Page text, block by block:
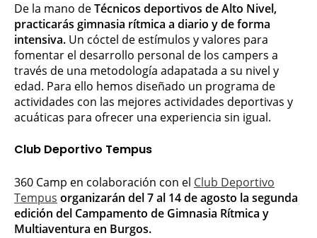
De la mano deTécnicos deportivos de Alto Nivel,
practicarás gimnasia rítmica a diario y de forma
intensiva. Un cóctel de estímulos y valores para
fomentar el desarrollo personal de los campers a
través de una metodología adapatada a su nivel y
edad. Para ello hemos diseñado un programa de
actividades con las mejores actividades deportivas y
acuáticas para ofrecer una experiencia sin igual.
Club Deportivo Tempus
360 Camp en colaboración con el Club Deportivo
Tempus organizarán del 7 al 14 de agosto la segunda
edición del Campamento de Gimnasia Rítmica y
Multiaventura en Burgos.